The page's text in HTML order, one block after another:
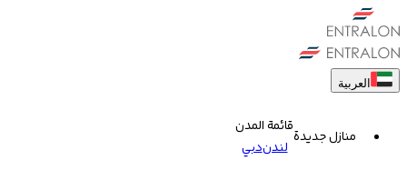
العربية
منازل جديدة
قائمة المدن
لندندبي